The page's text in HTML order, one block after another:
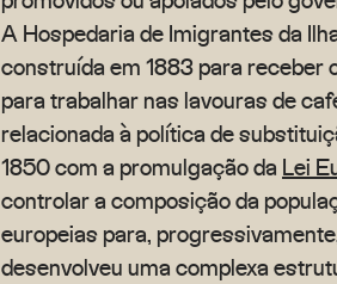
A Hospedaria de Imigrantes da
construída em 1883 para receber
para trabalhar nas lavouras de
relacionada à política de
1850 com a promulgação da Lei
controlar a composição da
europeias para,
desenvolveu uma complexa